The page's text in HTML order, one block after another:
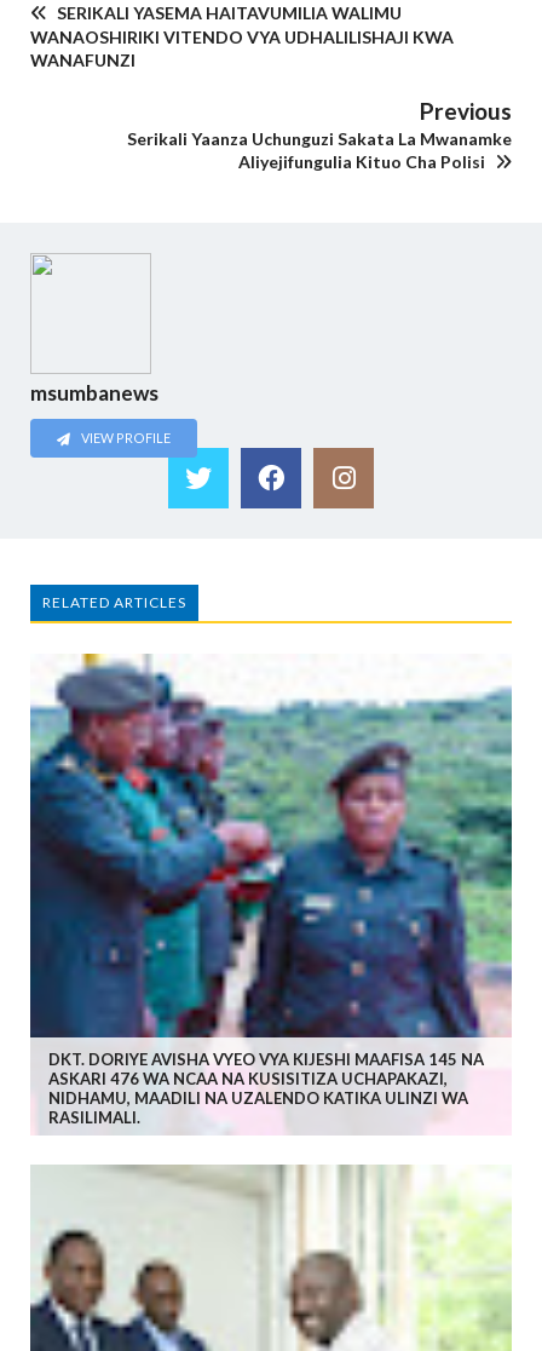
SERIKALI YASEMA HAITAVUMILIA WALIMU
WANAOSHIRIKI VITENDO VYA UDHALILISHAJI KWA
WANAFUNZI
Previous
Serikali Yaanza Uchunguzi Sakata La Mwanamke
Aliyejifungulia Kituo Cha Polisi
msumbanews
VIEW PROFILE
RELATED ARTICLES
DKT. DORIYE AVISHA VYEO VYA KIJESHI MAAFISA 145 NA
ASKARI 476 WA NCAA NA KUSISITIZA UCHAPAKAZI,
NIDHAMU, MAADILI NA UZALENDO KATIKA ULINZI WA
RASILIMALI.